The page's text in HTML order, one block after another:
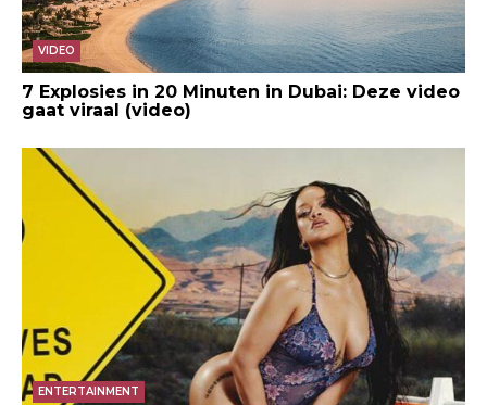
VIDEO
7 Explosies in 20 Minuten in Dubai: Deze video
gaat viraal (video)
ENTERTAINMENT